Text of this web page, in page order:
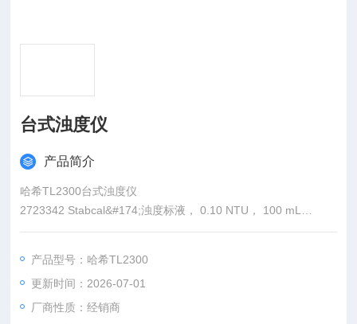
台式浊度仪
产品简介
哈希TL2300台式浊度仪
2723342 Stabcal&#174;浊度标液， 0.10 NTU， 100 mL
2697942 Stabcal&#174;浊度标液， 0.30 NTU， 100 mL
产品型号：哈希TL2300
更新时间：2026-07-01
厂商性质：经销商